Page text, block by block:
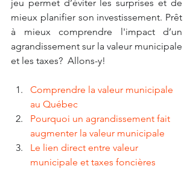
jeu permet d’éviter les surprises et de
mieux planifier son investissement. Prêt
à mieux comprendre l'impact d’un
agrandissement sur la valeur municipale
et les taxes?  Allons-y!
Comprendre la valeur municipale
au Québec
Pourquoi un agrandissement fait
augmenter la valeur municipale
Le lien direct entre valeur
municipale et taxes foncières